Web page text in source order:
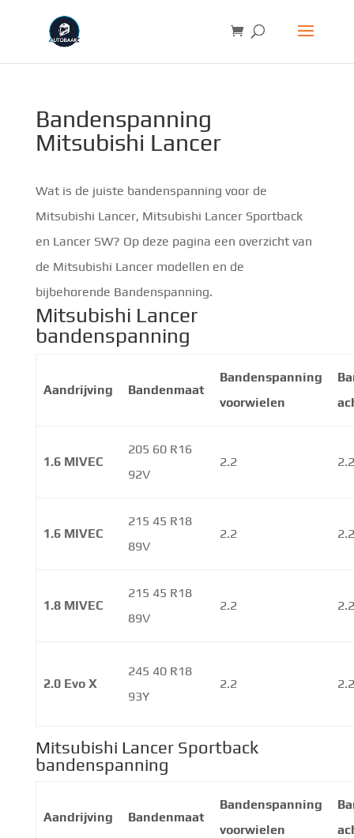
Bandenspanning
Mitsubishi Lancer
Wat is de juiste bandenspanning voor de
Mitsubishi Lancer, Mitsubishi Lancer Sportback
en Lancer SW? Op deze pagina een overzicht van
de Mitsubishi Lancer modellen en de
bijbehorende Bandenspanning.
Mitsubishi Lancer
bandenspanning
Aandrijving Bandenmaat
Bandenspanning
voorwielen
1.6 MIVEC
205 60 R16
92V
2.2
1.6 MIVEC
215 45 R18
89V
2.2
1.8 MIVEC
215 45 R18
89V
2.2
2.0 Evo X
245 40 R18
93Y
2.2
Mitsubishi Lancer Sportback
bandenspanning
Aandrijving Bandenmaat
Bandenspanning
voorwielen